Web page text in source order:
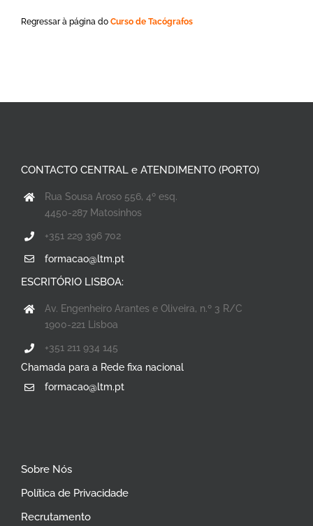
Regressar à página do Curso de Tacógrafos
CONTACTO CENTRAL e ATENDIMENTO (PORTO)
Rua Sousa Aroso 556, 4º esq.
4450-287 Matosinhos
+351 229 396 702
formacao@ltm.pt
ESCRITÓRIO LISBOA:
Av. Engenheiro Arantes e Oliveira, n.º 3 R/C
1900-221 Lisboa
+351 211 934 145
Chamada para a Rede fixa nacional
formacao@ltm.pt
Sobre Nós
Política de Privacidade
Recrutamento